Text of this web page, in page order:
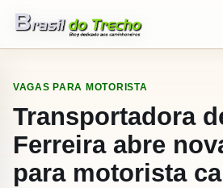
VAGAS PARA MOTORISTA
Transportadora
Ferreira abre
para motorista